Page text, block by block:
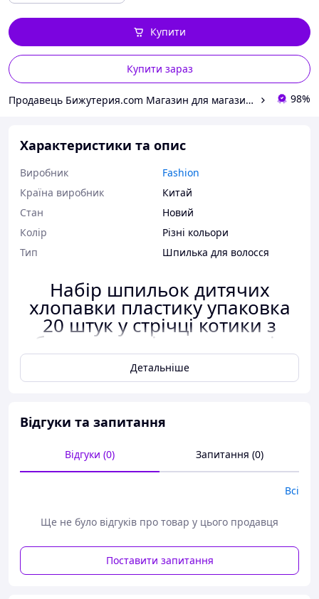
Купити зараз
Купити
Продавець Бижутерия.com Магазин для магазинов 98%
Характеристики та опис
Виробник
Fashion
Країна виробник
Китай
Стан
Новий
Колір
Різні кольори
Тип
Шпилька для волосся
Набір шпильок дитячих
хлопавки пластику упаковка
20 штук у стрічці котики з
бантиками різних кольорів
Детальніше
Відгуки та запитання
Відгуки (0) Запитання (0)
Всі
Ще не було відгуків про товар у цього продавця
Поставити запитання